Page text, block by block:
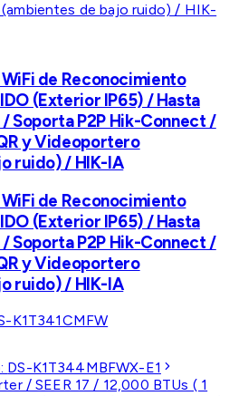
de Reconocimiento
(Exterior IP65) / Hasta
Soporta P2P Hik-Connect /
y Videoportero
ruido) / HIK-IA
de Reconocimiento
(Exterior IP65) / Hasta
Soporta P2P Hik-Connect /
y Videoportero
ruido) / HIK-IA
K1T341CMFW
DS-K1T344MBFWX-E1